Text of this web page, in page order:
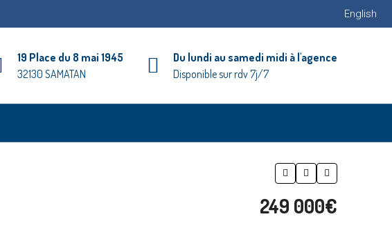
English
19 Place du 8 mai 1945
32130 SAMATAN
Du lundi au samedi midi à l'agence
Disponible sur rdv 7j/7
249 000€